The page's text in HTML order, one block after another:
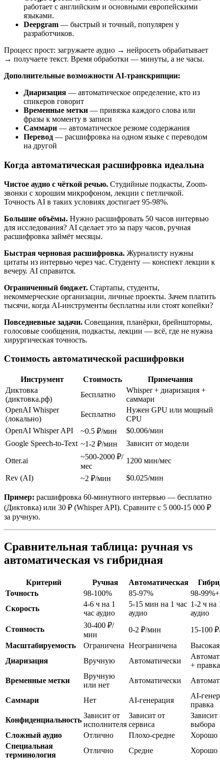
работает с английским и основными европейскими
языками.
Deepgram — быстрый и точный, популярен у
разработчиков.
Процесс прост: загружаете аудио → нейросеть обрабатывает
→ получаете текст. Время обработки — минуты, а не часы.
Дополнительные возможности AI-транскрипции:
Диаризация — автоматическое определение, кто из
спикеров говорит
Временные метки — привязка каждого слова или
фразы к моменту в записи
Саммари — автоматическое резюме содержания
Перевод — расшифровка на одном языке с переводом
на другой
Когда автоматическая расшифровка идеальна
Чистое аудио с чёткой речью. Студийные подкасты, Zoom-
звонки с хорошим микрофоном, лекции с петличкой.
Точность AI в таких условиях достигает 95-98%.
Большие объёмы. Нужно расшифровать 50 часов интервью
для исследования? AI сделает это за пару часов, ручная
расшифровка займёт месяцы.
Быстрая черновая расшифровка. Журналисту нужны
цитаты из интервью через час. Студенту — конспект лекции к
вечеру. AI справится.
Ограниченный бюджет. Стартапы, студенты,
некоммерческие организации, личные проекты. Зачем платить
тысячи, когда AI-инструменты бесплатны или стоят копейки?
Повседневные задачи. Совещания, планёрки, брейнштормы,
голосовые сообщения, подкасты, лекции — всё, где не нужна
хирургическая точность.
Стоимость автоматической расшифровки
Инструмент Стоимость
Примечания
Диктовка
(диктовка.рф)
Бесплатно
Whisper + диаризация +
саммари
OpenAI Whisper
(локально)
Бесплатно
Нужен GPU или мощный
CPU
OpenAI Whisper API
~0.5 ₽/мин
$0.006/мин
Google Speech-to-Text ~1-2 ₽/мин Зависит от модели
Otter.ai
~500-2000 ₽/
мес
1200 мин/мес
Rev (AI) ~2 ₽/мин $0.025/мин
Пример: расшифровка 60-минутного интервью — бесплатно
(Диктовка) или 30 ₽ (Whisper API). Сравните с 5 000-15 000 ₽
за ручную.
Сравнительная таблица: ручная vs
автоматическая vs гибридная
Критерий Ручная Автоматическая
Точность
98-100% 85-97%
98-99%+
Скорость
4-6 ч на 1
час аудио
5-15 мин на 1 час
аудио
1-2 ч на
аудио
Стоимость
30-400 ₽/
мин
0-2 ₽/мин
15-100
Масштабируемость
Ограничена Неограничена
Высокая
Диаризация
Вручную Автоматически
+ правка
Временные метки
Вручную
или нет
Автоматически
Саммари Нет AI-генерация
AI-
правка
Конфиденциальность
Зависит от
исполнителя
Зависит от
сервиса
Зависит
выбора
Сложный аудио
Отлично Плохо-средне
Хорошо
Специальная
терминология
Отлично Средне Хорошо